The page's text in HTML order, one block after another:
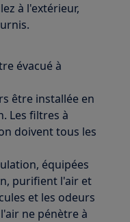
à l'extérieur,
évacué à
être installée en
Les filtres à
doivent tous les
équipées
purifient l'air et
et les odeurs
ne pénètre à